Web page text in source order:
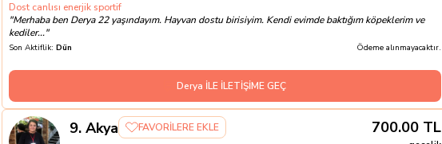
Dost canlısı enerjik sportif
"Merhaba ben Derya 22 yaşındayım. Hayvan dostu birisiyim. Kendi evimde baktığım köpeklerim ve
kediler..."
Son Aktiflik: Dün Ödeme alınmayacaktır.
Derya İLE İLETİŞİME GEÇ
9.Akya FAVORİLERE EKLE 700.00TL